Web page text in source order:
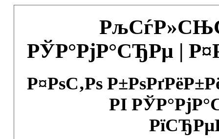
РЎР°РјР°СЂРµ |
Р¤РѕС‚Рѕ
РІ